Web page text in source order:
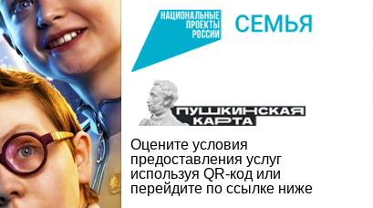
Оцените условия
предоставления услуг
используя QR-код или
перейдите по ссылке ниже